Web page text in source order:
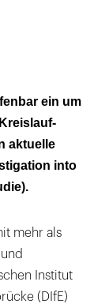
ein um
aktuelle
into
mehr als
Institut
(DIfE)